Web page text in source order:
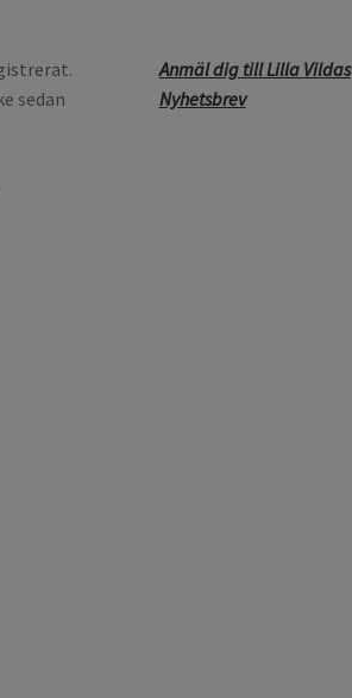
sedan
Anmäl dig till Lilla Vildas
Nyhetsbrev